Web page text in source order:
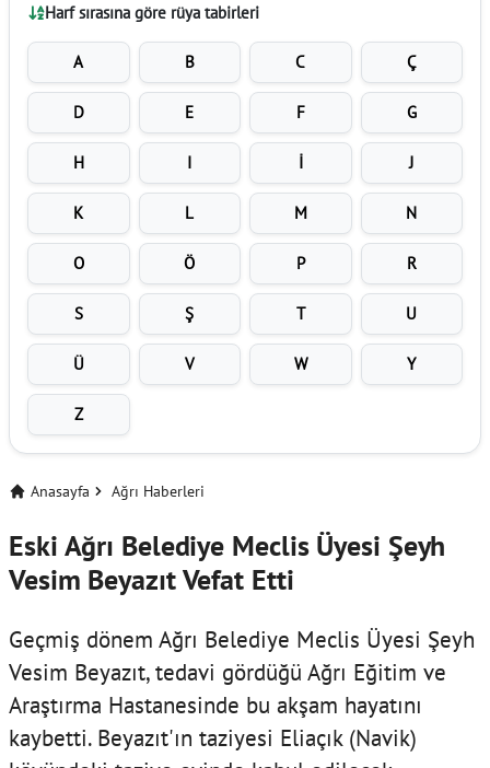
Harf sırasına göre rüya tabirleri
A B C Ç
D E F G
H I İ J
K L M N
O Ö P R
S Ş T U
Ü V W Y
Z
Anasayfa Ağrı Haberleri
Eski Ağrı Belediye Meclis Üyesi Şeyh
Vesim Beyazıt Vefat Etti
Geçmiş dönem Ağrı Belediye Meclis Üyesi Şeyh
Vesim Beyazıt, tedavi gördüğü Ağrı Eğitim ve
Araştırma Hastanesinde bu akşam hayatını
kaybetti. Beyazıt'ın taziyesi Eliaçık (Navik)